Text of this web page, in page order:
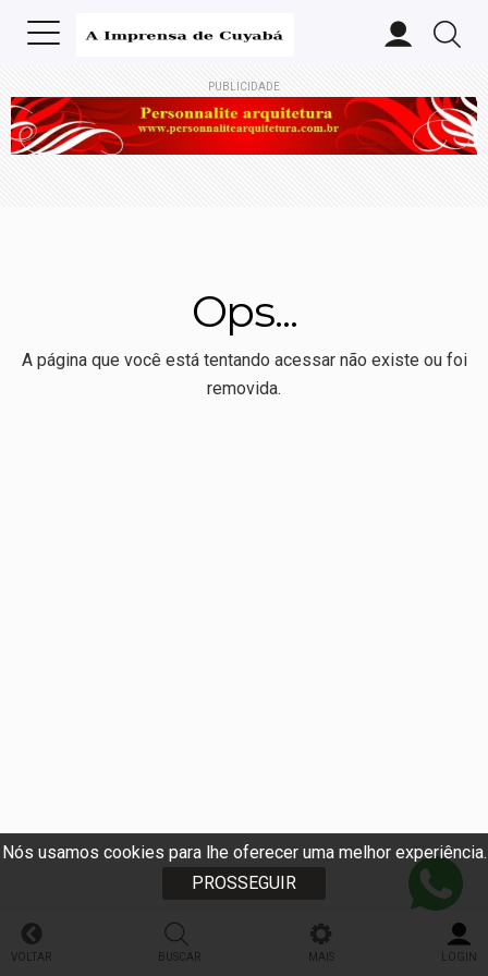
Nós usamos cookies para lhe oferecer uma melhor experiência.
PROSSEGUIR
PUBLICIDADE
Ops...
A página que você está tentando acessar não existe ou foi
removida.
VOLTAR BUSCAR MAIS LOGIN